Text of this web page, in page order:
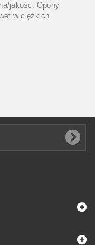
jakość. Opony
w ciężkich